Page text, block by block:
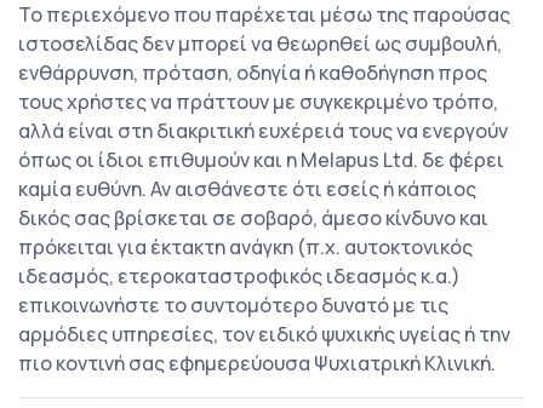
Το περιεχόμενο που παρέχεται μέσω της παρούσας
ιστοσελίδας δεν μπορεί να θεωρηθεί ως συμβουλή,
ενθάρρυνση, πρόταση, οδηγία ή καθοδήγηση προς
τους χρήστες να πράττουν με συγκεκριμένο τρόπο,
αλλά είναι στη διακριτική ευχέρειά τους να ενεργούν
όπως οι ίδιοι επιθυμούν και η Melapus Ltd. δε φέρει
καμία ευθύνη. Αν αισθάνεστε ότι εσείς ή κάποιος
δικός σας βρίσκεται σε σοβαρό, άμεσο κίνδυνο και
πρόκειται για έκτακτη ανάγκη (π.χ. αυτοκτονικός
ιδεασμός, ετεροκαταστροφικός ιδεασμός κ.α.)
επικοινωνήστε το συντομότερο δυνατό με τις
αρμόδιες υπηρεσίες, τον ειδικό ψυχικής υγείας ή την
πιο κοντινή σας εφημερεύουσα Ψυχιατρική Κλινική.